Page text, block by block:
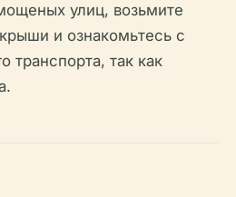
улиц, возьмите
и ознакомьтесь с
транспорта, так как